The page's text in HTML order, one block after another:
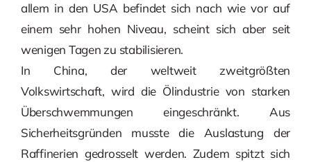
allem in den USA befindet sich nach wie vor auf
einem sehr hohen Niveau, scheint sich aber seit
wenigen Tagen zu stabilisieren.
In China, der weltweit zweitgrößten
Volkswirtschaft, wird die Ölindustrie von starken
Überschwemmungen eingeschränkt. Aus
Sicherheitsgründen musste die Auslastung der
Raffinerien gedrosselt werden. Zudem spitzt sich